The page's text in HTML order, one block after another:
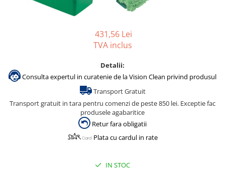
Gama de cosmetice hoteliere
Gama de cosmetice hoteliere Sense
431,56 Lei
TVA inclus
Detalii:
Consulta expertul in curatenie de la Vision Clean privind produsul
Transport Gratuit
Transport gratuit in tara pentru comenzi de peste 850 lei. Exceptie fac
produsele agabaritice
Retur fara obligatii
Plata cu cardul in rate
IN STOC